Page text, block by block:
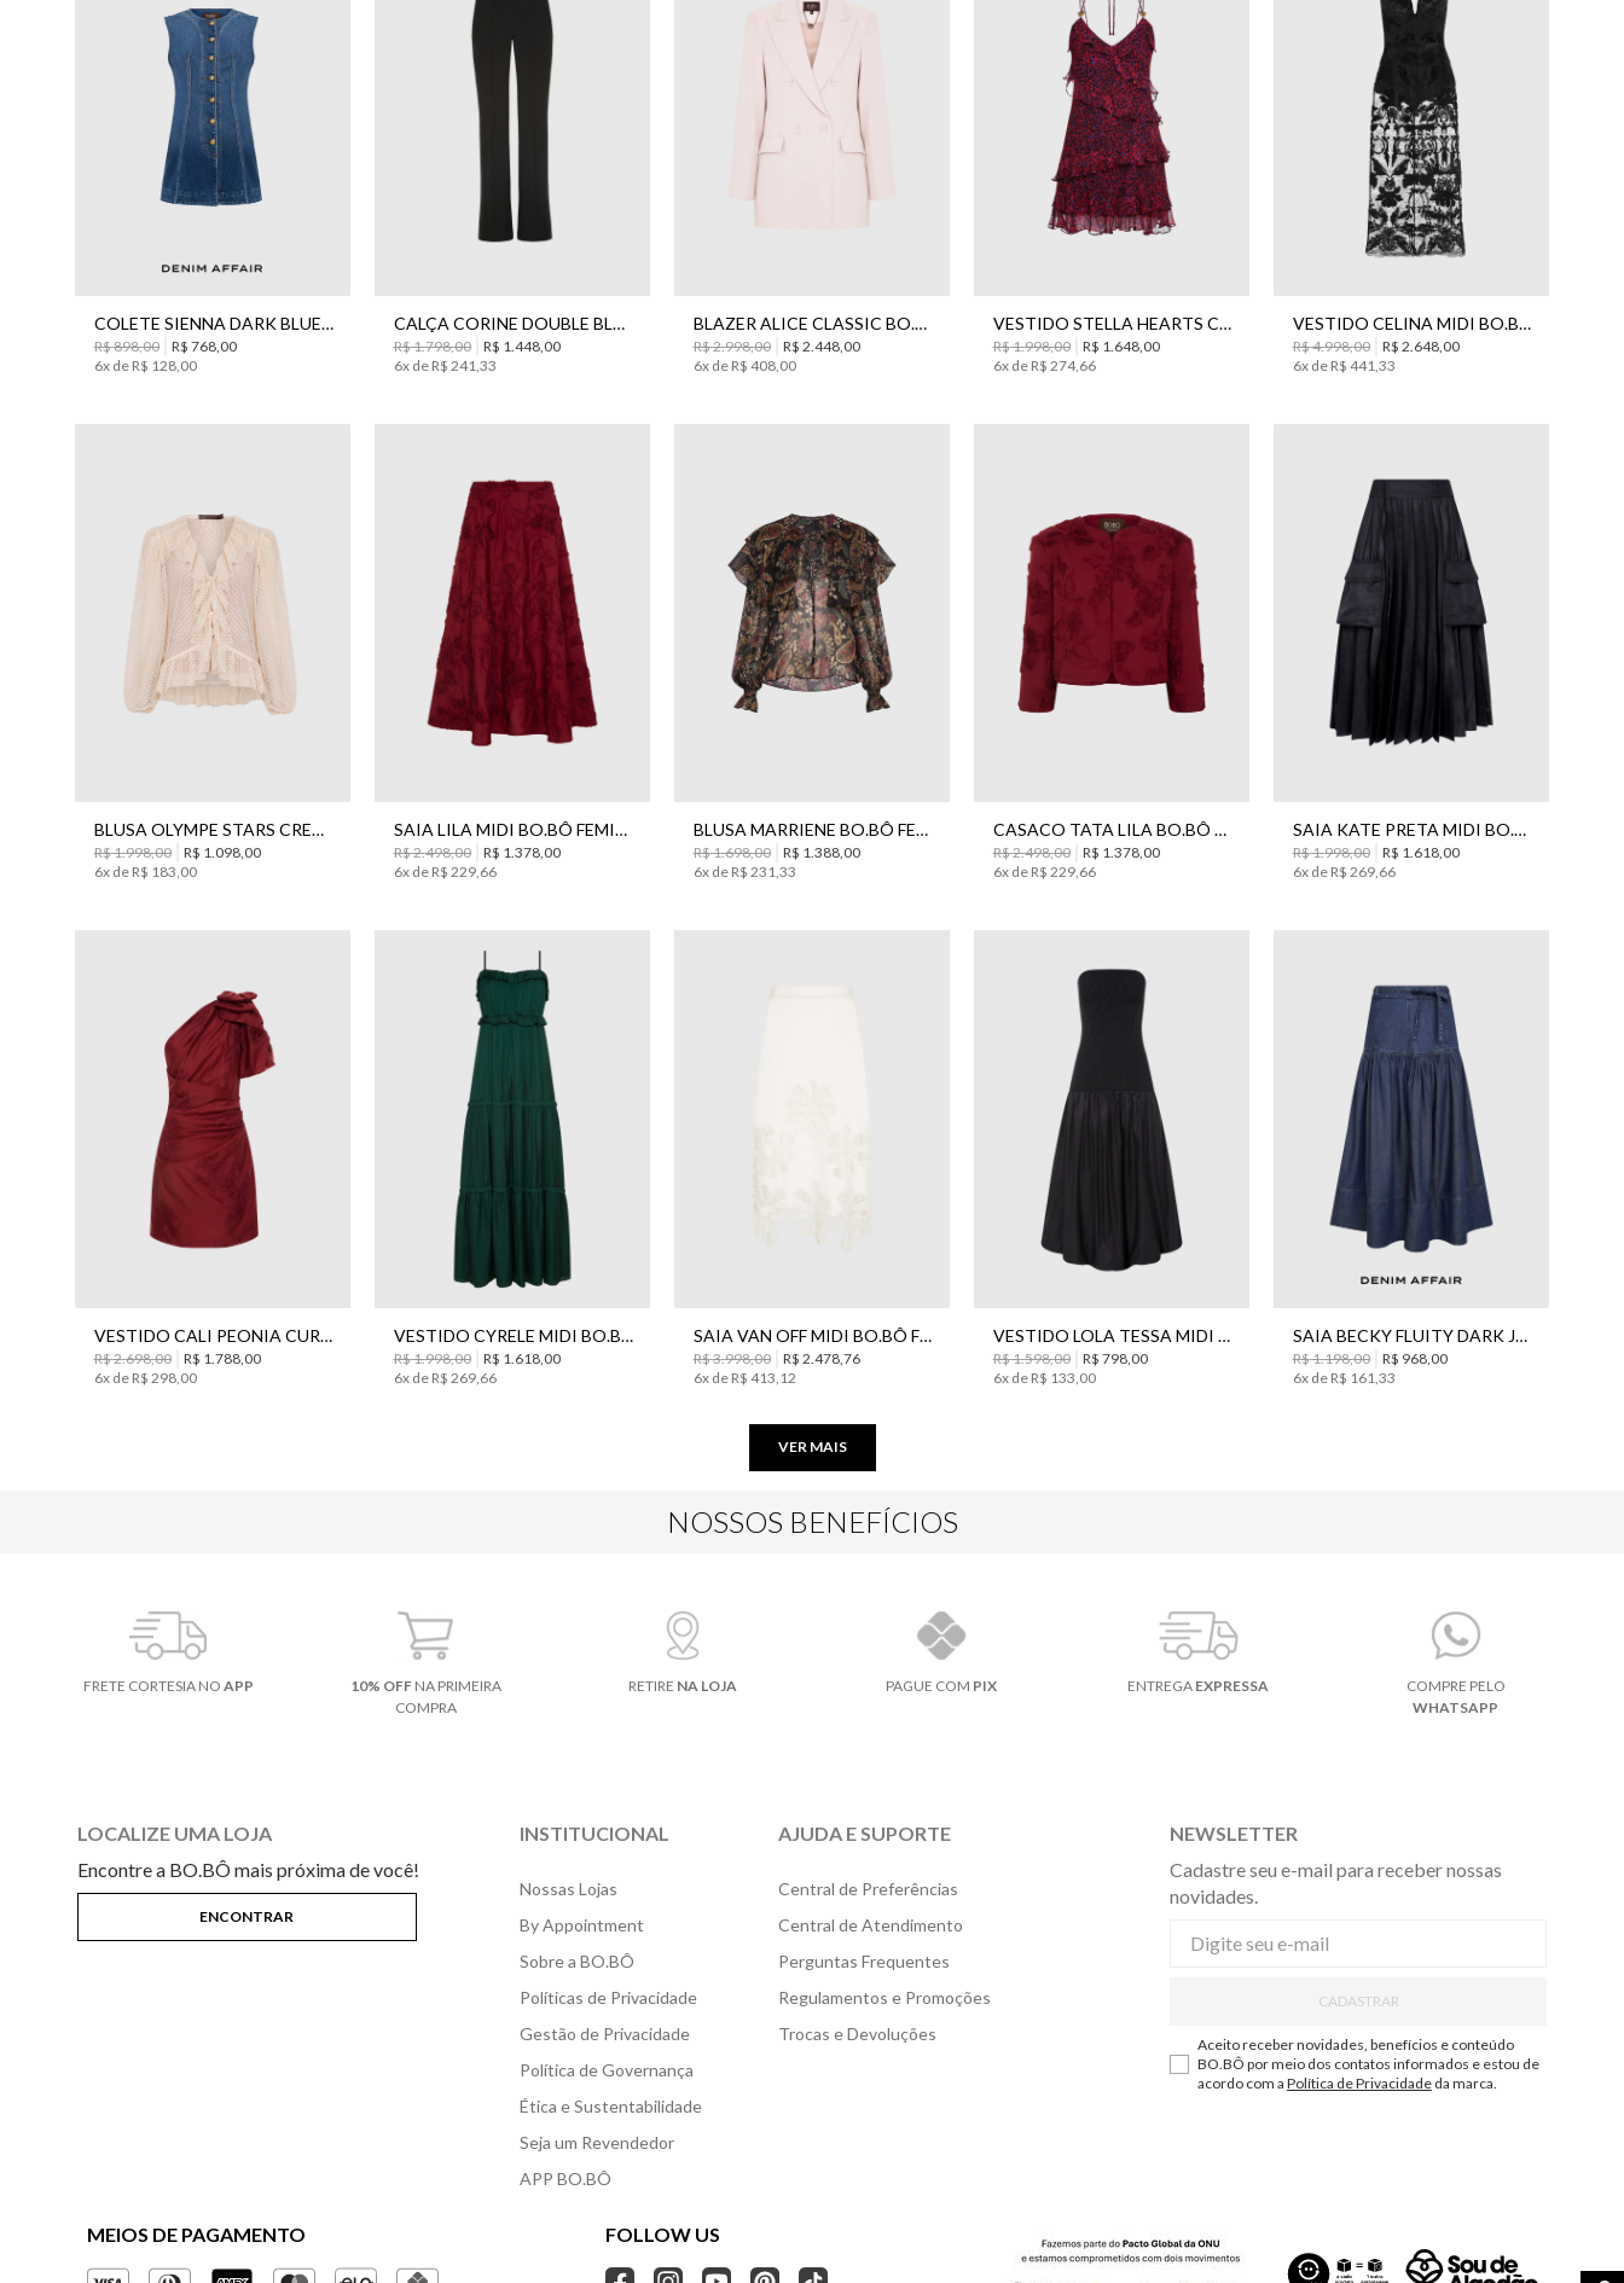
38 40
COLETE SIENNA DARK BLUE JEANS BO.BÔ FEMININO
R$898,00 R$ 768, 00
6x de R$ 128, 00
CALÇA CORINE DOUBLE BLACK BO.BÔ FEMININA
R$1.798,00 R$ 1 448, 00
6x de R$ 241 33
BLAZER ALICE CLASSIC BO.BÔ FEMININO
R$2.998,00 R$ 2 448, 00
6x de R$ 408, 00
VESTIDO STELLA HEARTS CURTO BO.BÔ FEMININO
R$1.998,00 R$ 1 648, 00
6x de R$ 274, 66
VESTIDO CELINA MIDI BO.BÔ FEMININO
R$4.998,00 R$ 2 648, 00
6x de R$ 441 33
BLUSA OLYMPE STARS CREAM BO.BÔ FEMININA
R$1.998,00 R$ 1 098, 00
6x de R$ 183 00
SAIA LILA MIDI BO.BÔ FEMININA
R$2.498,00 R$ 1 378, 00
6x de R$ 229, 66
BLUSA MARRIENE BO.BÔ FEMININA
R$1.698,00 R$ 1 388, 00
6x de R$ 231 33
CASACO TATA LILA BO.BÔ FEMININO
R$2.498,00 R$ 1 378, 00
6x de R$ 229, 66
SAIA KATE PRETA MIDI BO.BÔ FEMININA
R$1.998,00 R$ 1 618, 00
6x de R$ 269, 66
VESTIDO CALI PEONIA CURTO BO.BÔ FEMININO
R$2.698,00 R$ 1 788, 00
6x de R$ 298, 00
40 42
VESTIDO CYRELE MIDI BO.BÔ FEMININO
R$1.998,00 R$ 1 618, 00
6x de R$ 269, 66
SAIA VAN OFF MIDI BO.BÔ FEMININA
R$3.998,00 R$ 2 478, 76
6x de R$ 413 12
VESTIDO LOLA TESSA MIDI BO.BÔ FEMININO
R$1.598,00 R$ 798, 00
6x de R$ 133 00
42
SAIA BECKY FLUITY DARK JEANS MIDI BO.BÔ FEMININA
R$1.198,00 R$ 968, 00
6x de R$ 161 33
VER MAIS
NOSSOS BENEFÍCIOS
FRETE CORTESIA NO APP 10% OFFNA PRIMEIRA
COMPRA
RETIRE NA LOJA PAGUE COM PIX ENTREGA EXPRESSA
COMPRE PELO
WHATSAPP
LOCALIZE UMA LOJA
Encontre a BO.BÔ mais próxima de você!
INSTITUCIONAL
Nossas Lojas
By Appointment
Sobre a BO.BÔ
Políticas de Privacidade
Gestão de Privacidade
Política de Governança
Ética e Sustentabilidade
Seja um Revendedor
APP BO.BÔ
AJUDA E SUPORTE
Central de Preferências
Central de Atendimento
Perguntas Frequentes
Regulamentos e Promoções
Trocas e Devoluções
NEWSLETTER
Cadastre seu e-mail para receber nossas
novidades.
CADASTRAR
Aceito receber novidades, benefícios e conteúdo
BO.BÔ por meio dos contatos informados e estou de
acordo com a Política de Privacidadeda marca.
MEIOS DE PAGAMENTO FOLLOW US